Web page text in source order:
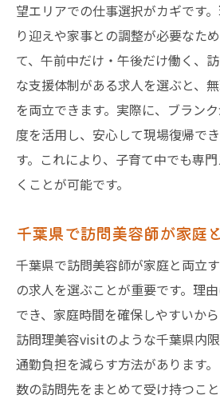
望エリアでの仕事選択がカギです
り迎えや家事との調整が必要なた
て、午前中だけ・午後だけ働く、
な支援体制がある求人を選ぶと、
を両立できます。実際に、ブラン
度を活用し、安心して現場復帰で
す。これにより、子育て中でも専
くことが可能です。
千葉県で訪問美容師が家庭
千葉県で訪問美容師が家庭と両立
の求人を選ぶことが重要です。理
でき、家庭時間を確保しやすいから
訪問理美容visitのような千葉県内限
通勤負担を減らす方法があります
数の訪問先をまとめて受け持つこ